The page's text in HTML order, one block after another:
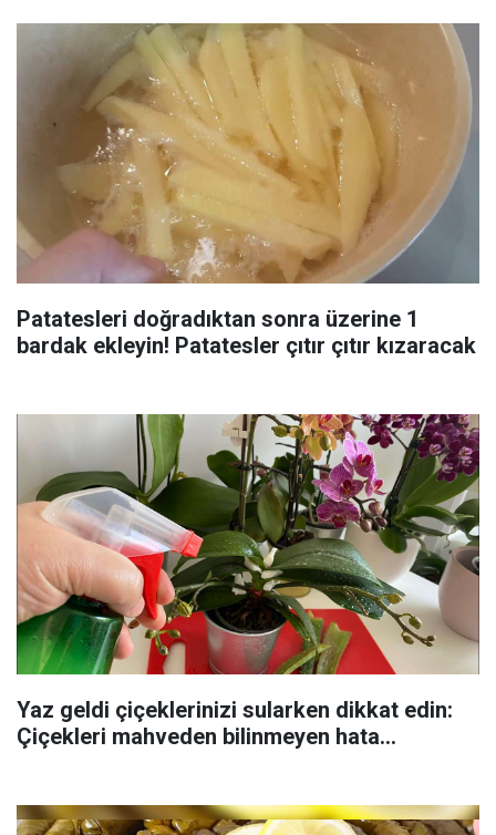
Patatesleri doğradıktan sonra üzerine 1
bardak ekleyin! Patatesler çıtır çıtır kızaracak
Yaz geldi çiçeklerinizi sularken dikkat edin:
Çiçekleri mahveden bilinmeyen hata...